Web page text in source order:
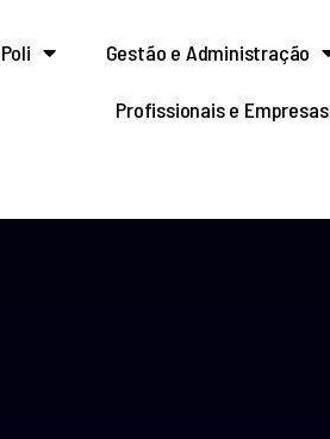
Gestão e Administração
Profissionais e Empresas